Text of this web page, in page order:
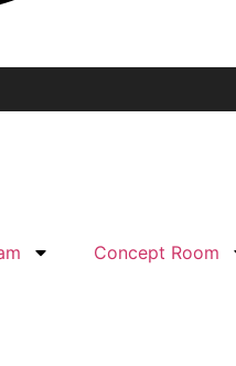
Concept Room